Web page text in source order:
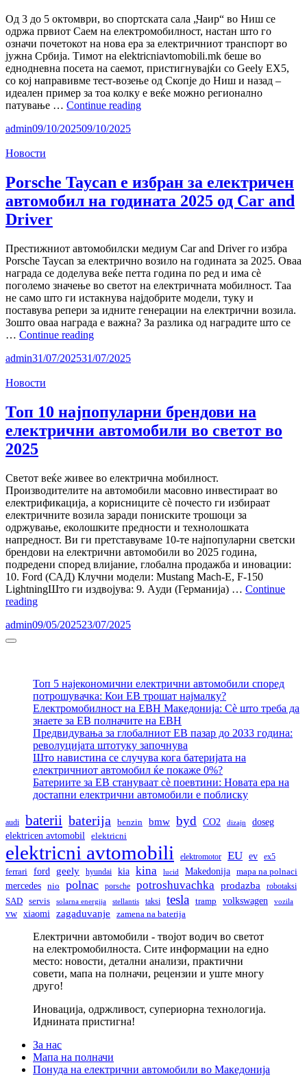
Од 3 до 5 октомври, во спортската сала „Чаир“ во Ниш се
одржа првиот Саем на електромобилност, настан што го
означи почетокот на нова ера за електричниот транспорт во
јужна Србија. Тимот на elektricniavtomobili.mk беше во
еднодневна посета на саемот, пристигнувајќи со Geely EX5,
со кој направивме тест-возење од Скопје до Ниш и назад –
идеален пример за тоа колку е веќе можно регионално
патување … Continue readingРепортажа:
електромобилност
во
Ниш
значаен
чекор
кон
електричната
иднина
admin09/10/202509/10/2025
Новости
Porsche Taycan е избран за електричен
автомобил на годината 2025 од Car and
Driver
Престижниот автомобилски медиум Car and Driver го избра
Porsche Taycan за електрично возило на годината за 2025. Оваа
награда се доделува веќе петта година по ред и има сè
поголемо значење во светот на електричната мобилност. Таа
не само што ги истакнува најдобрите модели, туку и
поставува репери за идните генерации на електрични возила.
Зошто оваа награда е важна? За разлика од наградите што се
… Continue readingPorsche
е
автомобил
на
годината
and
Driver
admin31/07/202531/07/2025
Новости
Топ 10 најпопуларни брендови на
електрични автомобили во светот во
2025
Светот веќе живее во електрична мобилност.
Производителите на автомобили масовно инвестираат во
електрификација, а корисниците сè почесто ги избираат
електричните возила заради пониските трошоци за
одржување, еколошките предности и технолошката
напредност. Ви ги претставуваме 10-те најпопуларни светски
брендови на електрични автомобили во 2025 година,
подредени според влијание, глобална продажба и иновации:
10. Ford (САД) Клучни модели: Mustang Mach-E, F-150
LightningШто ги издвојува: 9. Aуди (Германија) … Continue
readingТоп
најпопуларни
во
светот
во
2025
admin09/05/202523/07/2025
Sidebar
Топ 5 најекономични електрични автомобили според
потрошувачка: Кои ЕВ трошат најмалку?
Електромобилност на ЕВН Македонија: Сè што треба да
знаете за ЕВ полначите на ЕВН
Предвидувања за глобалниот ЕВ пазар до 2033 година:
револуцијата штотуку започнува
Што навистина се случува кога батеријата на
електричниот автомобил ќе покаже 0%?
Батериите за ЕВ стануваат сè поевтини: Новата ера на
достапни електрични автомобили е поблиску
audi baterii baterija benzin bmw byd CO2 dizajn doseg
elektricen avtomobil elektricni
elektricni avtomobili elektromotor EU ev
ex5
ferrari
ford geely hyundai kia kina lucid Makedonija mapa na polnaci
mercedes nio polnac porsche potroshuvachka prodazba
robotaksi
SAD
servis solarna energija stellantis taksi tesla tramp volkswagen vozila
vw xiaomi zagaduvanje zamena na baterija
Електрични автомобили - твојот водич во светот
на електромобилноста. Сите информации на едно
место: новости, детални анализи, практични
совети, мапа на полначи, рецензии и уште многу
друго!
Иновација, одржливост, супериорна технологија.
Иднината пристигна!
За нас
Мапа на полначи
Понуда на електрични автомобили во Македонија